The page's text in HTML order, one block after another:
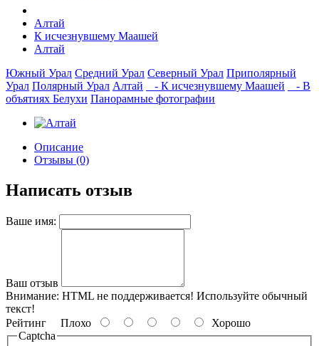
Алтай
К исчезнувшему Маашей
Алтай
Южный Урал Средний Урал Северный Урал Приполярный
Урал Полярный Урал Алтай - К исчезнувшему Маашей
- В
объятиях Белухи Панорамные фотографии
Описание
Отзывы (0)
Написать отзыв
Ваше имя:
Ваш отзыв
Внимание: HTML не поддерживается! Используйте обычный
текст!
Рейтинг Плохо
Хорошо
Captcha